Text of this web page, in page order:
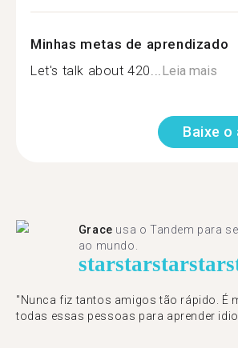
Minhas metas de aprendizado
Let's talk about 420...Leia mais
Baixe
Grace usa o Tandem para
ao mundo.
starstarstarstar
"Nunca fiz tantos amigos tão rápido. É
todas essas pessoas para aprender